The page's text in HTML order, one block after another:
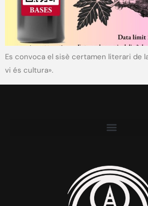
Es convoca el sisè certamen literari de
vi és cultura».